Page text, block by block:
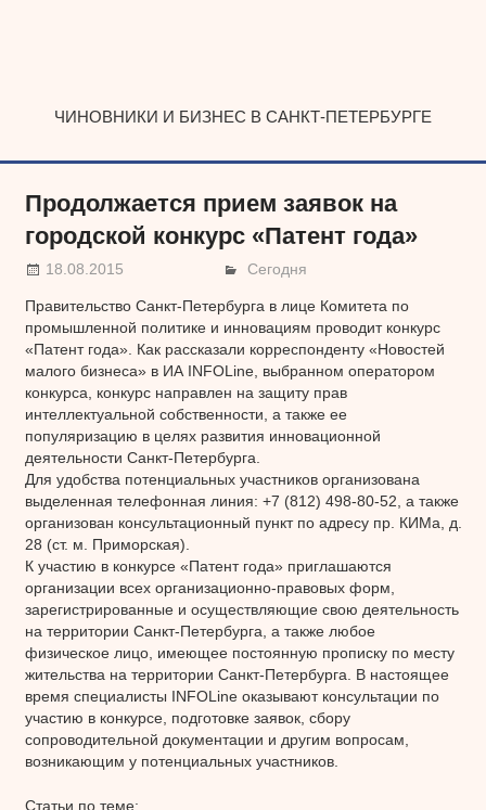
ЧИНОВНИКИ И БИЗНЕС В САНКТ-ПЕТЕРБУРГЕ
Продолжается прием заявок на
городской конкурс «Патент года»
18.08.2015 Сегодня
Правительство Санкт-Петербурга в лице Комитета по
промышленной политике и инновациям проводит конкурс
«Патент года». Как рассказали корреспонденту «Новостей
малого бизнеса» в ИА INFOLine, выбранном оператором
конкурса, конкурс направлен на защиту прав
интеллектуальной собственности, а также ее
популяризацию в целях развития инновационной
деятельности Санкт-Петербурга.
Для удобства потенциальных участников организована
выделенная телефонная линия: +7 (812) 498-80-52, а также
организован консультационный пункт по адресу пр. КИМа, д.
28 (ст. м. Приморская).
К участию в конкурсе «Патент года» приглашаются
организации всех организационно-правовых форм,
зарегистрированные и осуществляющие свою деятельность
на территории Санкт-Петербурга, а также любое
физическое лицо, имеющее постоянную прописку по месту
жительства на территории Санкт-Петербурга. В настоящее
время специалисты INFOLine оказывают консультации по
участию в конкурсе, подготовке заявок, сбору
сопроводительной документации и другим вопросам,
возникающим у потенциальных участников.
Статьи по теме: